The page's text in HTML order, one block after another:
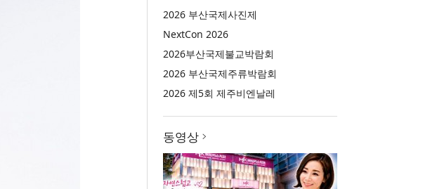
2026 부산국제사진제
NextCon 2026
2026부산국제불교박람회
2026 부산국제주류박람회
2026 제5회 제주비엔날레
동영상